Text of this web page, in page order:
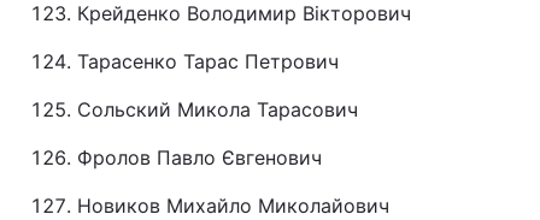
Крейденко Володимир Вікторович
Тарасенко Тарас Петрович
Сольский Микола Тарасович
Фролов Павло Євгенович
Новиков Михайло Миколайович